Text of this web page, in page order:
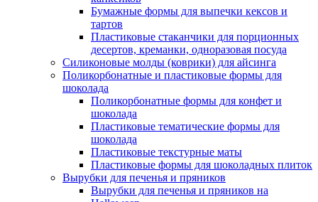
Бумажные формы для выпечки кексов и
тартов
Пластиковые стаканчики для порционных
десертов, креманки, одноразовая посуда
Силиконовые молды (коврики) для айсинга
Поликорбонатные и пластиковые формы для
шоколада
Поликорбонатные формы для конфет и
шоколада
Пластиковые тематические формы для
шоколада
Пластиковые текстурные маты
Пластиковые формы для шоколадных плиток
Вырубки для печенья и пряников
Вырубки для печенья и пряников на